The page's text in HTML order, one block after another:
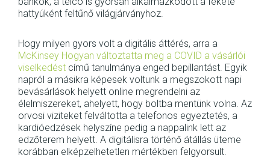
hattyúként feltűnő világjárványhoz.
Hogy milyen gyors volt a digitális áttérés, arra a
McKinsey Hogyan változtatta meg a COVID a vásárlói
viselkedést című tanulmánya enged bepillantást. Egyik
napról a másikra képesek voltunk a megszokott napi
bevásárlások helyett online megrendelni az
élelmiszereket, ahelyett, hogy boltba mentünk volna. Az
orvosi viziteket felváltotta a telefonos egyeztetés, a
kardióedzések helyszíne pedig a nappalink lett az
edzőterem helyett. A digitálisra történő átállás üteme
korábban elképzelhetetlen mértékben felgyorsult.